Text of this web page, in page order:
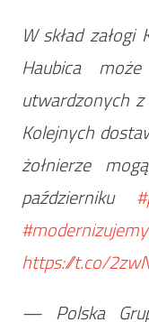
W skład załogi
Haubica
utwardzonych
Kolejnych
żołnierze
październiku
https://t.co/
— Polska